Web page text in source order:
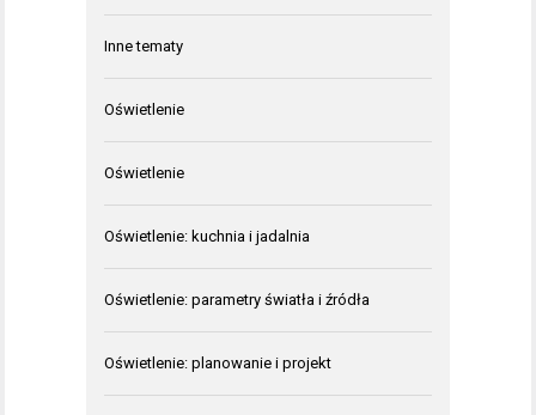
Inne tematy
Oświetlenie
Oświetlenie
Oświetlenie: kuchnia i jadalnia
Oświetlenie: parametry światła i źródła
Oświetlenie: planowanie i projekt